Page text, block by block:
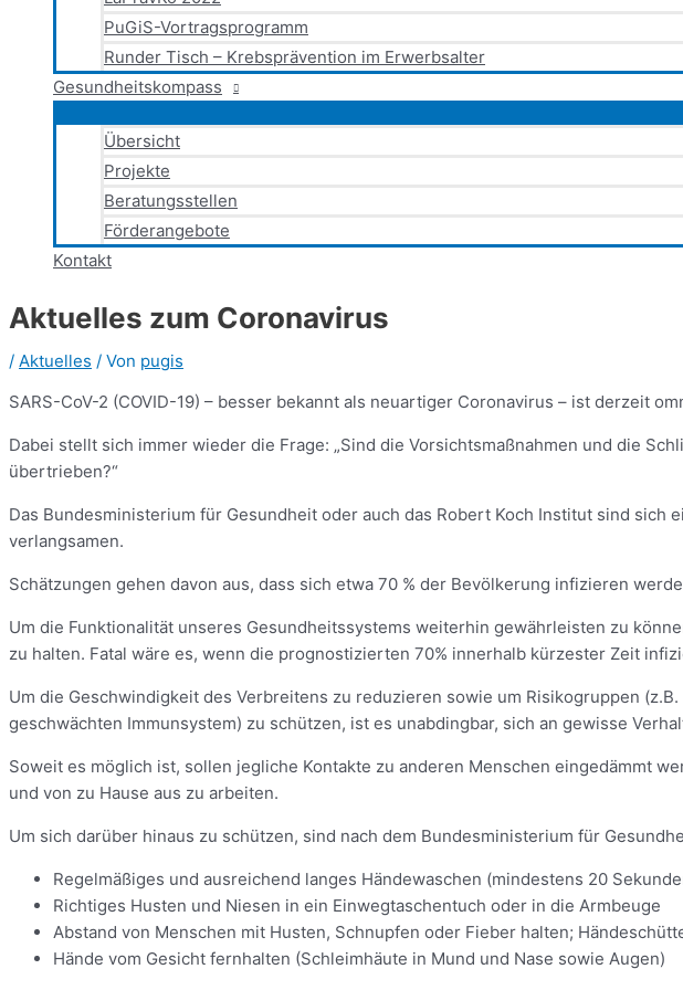
PuGiS-Vortragsprogramm
Runder Tisch – Krebsprävention im Erwerbsalter
Gesundheitskompass
Übersicht
Projekte
Beratungsstellen
Förderangebote
Kontakt
Aktuelles zum Coronavirus
/ Aktuelles / Von pugis
SARS-CoV-2 (COVID-19) – besser bekannt als neuartiger Coronavirus – ist derzeit
Dabei stellt sich immer wieder die Frage: „Sind die Vorsichtsmaßnahmen und die
übertrieben?“
Das Bundesministerium für Gesundheit oder auch das Robert Koch Institut sind
verlangsamen.
Schätzungen gehen davon aus, dass sich etwa 70 % der Bevölkerung infizieren
Um die Funktionalität unseres Gesundheitssystems weiterhin gewährleisten zu
zu halten. Fatal wäre es, wenn die prognostizierten 70% innerhalb kürzester Zeit
Um die Geschwindigkeit des Verbreitens zu reduzieren sowie um Risikogruppen
geschwächten Immunsystem) zu schützen, ist es unabdingbar, sich an gewisse
Soweit es möglich ist, sollen jegliche Kontakte zu anderen Menschen eingedämmt
und von zu Hause aus zu arbeiten.
Um sich darüber hinaus zu schützen, sind nach dem Bundesministerium für
Regelmäßiges und ausreichend langes Händewaschen (mindestens 20
Richtiges Husten und Niesen in ein Einwegtaschentuch oder in die Armbeuge
Abstand von Menschen mit Husten, Schnupfen oder Fieber halten;
Hände vom Gesicht fernhalten (Schleimhäute in Mund und Nase sowie Augen)